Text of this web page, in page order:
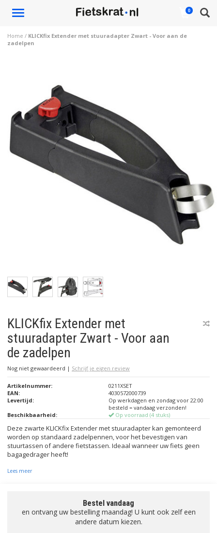
Toggle
0
Home / KLICKfix Extender met stuuradapter Zwart - Voor aan de
zadelpen
KLICKfix Extender met
stuuradapter Zwart - Voor aan
de zadelpen
Nog niet gewaardeerd | Schrijf je eigen review
Artikelnummer:
0211XSET
EAN:
4030572000739
Levertijd:
Op werkdagen en zondag voor 22:00
besteld = vandaag verzonden!
Beschikbaarheid:
Op voorraad (4 stuks)
Deze zwarte KLICKfix Extender met stuuradapter kan gemonteerd
worden op standaard zadelpennen, voor het bevestigen van
stuurtassen of andere fietstassen. Ideaal wanneer uw fiets geen
bagagedrager heeft!
Lees meer
Bestel vandaag
en ontvang uw bestelling maandag! U kunt ook zelf een
andere datum kiezen.